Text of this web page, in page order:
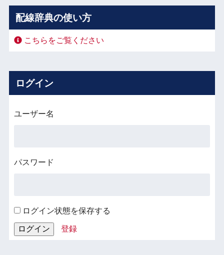
配線辞典の使い方
こちらをご覧ください
ログイン
ユーザー名
パスワード
ログイン状態を保存する
登録